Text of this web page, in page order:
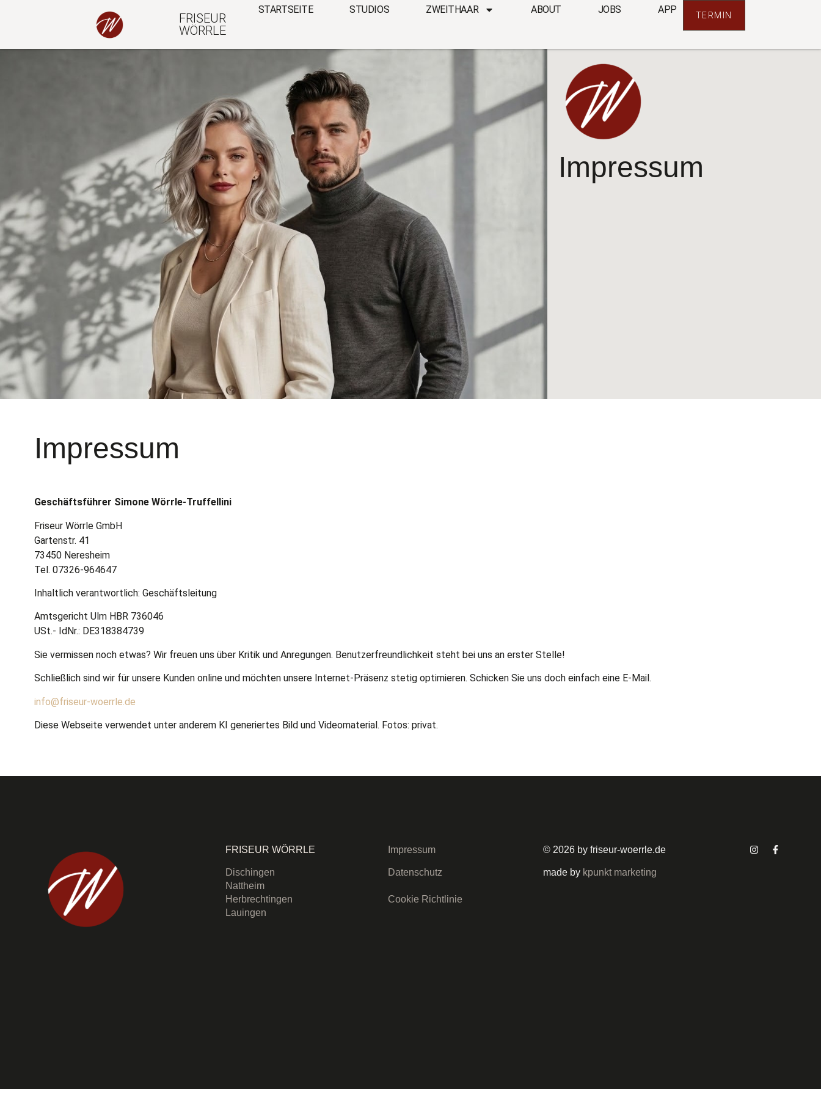
FRISEUR
WÖRRLE
STARTSEITE STUDIOS ZWEITHAAR ABOUT JOBS APP TERMIN
Impressum
Impressum
Impressum
Geschäftsführer Simone Wörrle-Truffellini
Friseur Wörrle GmbH
Gartenstr. 41
73450 Neresheim
Tel. 07326-964647
Inhaltlich verantwortlich: Geschäftsleitung
Amtsgericht Ulm HBR 736046
USt.- IdNr.: DE318384739
Sie vermissen noch etwas? Wir freuen uns über Kritik und Anregungen. Benutzerfreundlichkeit steht bei uns an erster Stelle!
Schließlich sind wir für unsere Kunden online und möchten unsere Internet-Präsenz stetig optimieren. Schicken Sie uns doch einfach eine E-Mail.
info@friseur-woerrle.de
Diese Webseite verwendet unter anderem KI generiertes Bild und Videomaterial. Fotos: privat.
FRISEUR WÖRRLE
Dischingen
Nattheim
Herbrechtingen
Lauingen
Impressum
Datenschutz
Cookie Richtlinie
© 2026 by friseur-woerrle.de
made by kpunkt marketing